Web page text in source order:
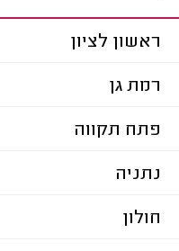
ראשון לציון
רמת גן
פתח תקווה
נתניה
חולון